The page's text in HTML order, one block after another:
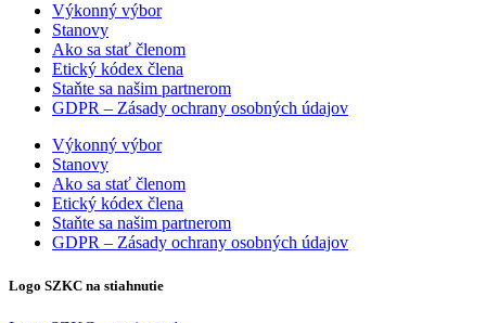
Výkonný výbor
Stanovy
Ako sa stať členom
Etický kódex člena
Staňte sa našim partnerom
GDPR – Zásady ochrany osobných údajov
Výkonný výbor
Stanovy
Ako sa stať členom
Etický kódex člena
Staňte sa našim partnerom
GDPR – Zásady ochrany osobných údajov
Logo SZKC na stiahnutie